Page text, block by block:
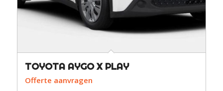
TOYOTA AYGO X PLAY
Offerte aanvragen